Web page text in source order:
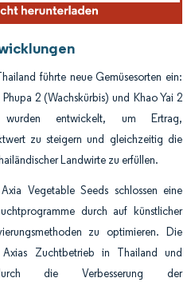
führte neue Gemüsesorten ein:
2 (Wachskürbis) und Khao Yai 2
entwickelt, um Ertrag,
zu steigern und gleichzeitig die
Landwirte zu erfüllen.
Vegetable Seeds schlossen eine
durch auf künstlicher
zu optimieren. Die
Axias Zuchtbetrieb in Thailand und
die Verbesserung der